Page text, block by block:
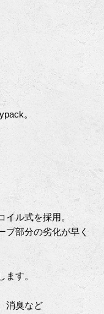
。
イル式を採用。
プ部分の劣化が早く
す。
消臭など